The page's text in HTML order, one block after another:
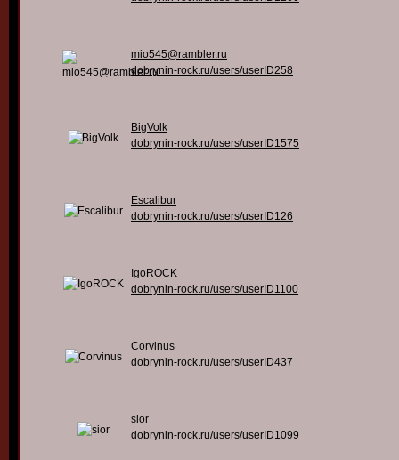
mio545@rambler.ru
dobrynin-rock.ru/users/userID258
BigVolk
dobrynin-rock.ru/users/userID1575
Escalibur
dobrynin-rock.ru/users/userID126
IgoROCK
dobrynin-rock.ru/users/userID1100
Corvinus
dobrynin-rock.ru/users/userID437
sior
dobrynin-rock.ru/users/userID1099